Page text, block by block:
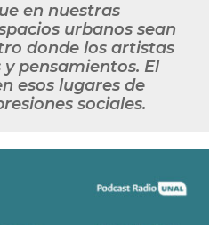
en nuestras
urbanos sean
donde los artistas
pensamientos. El
esos lugares de
sociales.